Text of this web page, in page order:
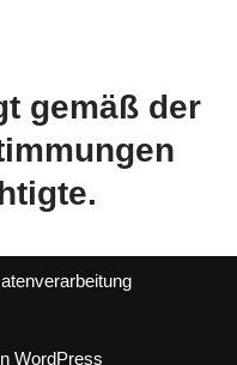
gemäß der
WordPress